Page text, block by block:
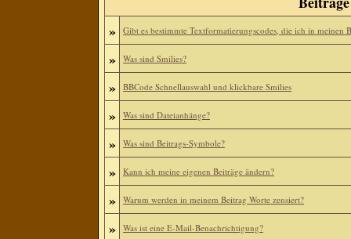
» Gibt es bestimmte Textformatierungscodes, die ich in meinen
» Was sind Smilies?
» BBCode Schnellauswahl und klickbare Smilies
» Was sind Dateianhänge?
» Was sind Beitrags-Symbole?
» Kann ich meine eigenen Beiträge ändern?
» Warum werden in meinem Beitrag Worte zensiert?
» Was ist eine E-Mail-Benachrichtigung?